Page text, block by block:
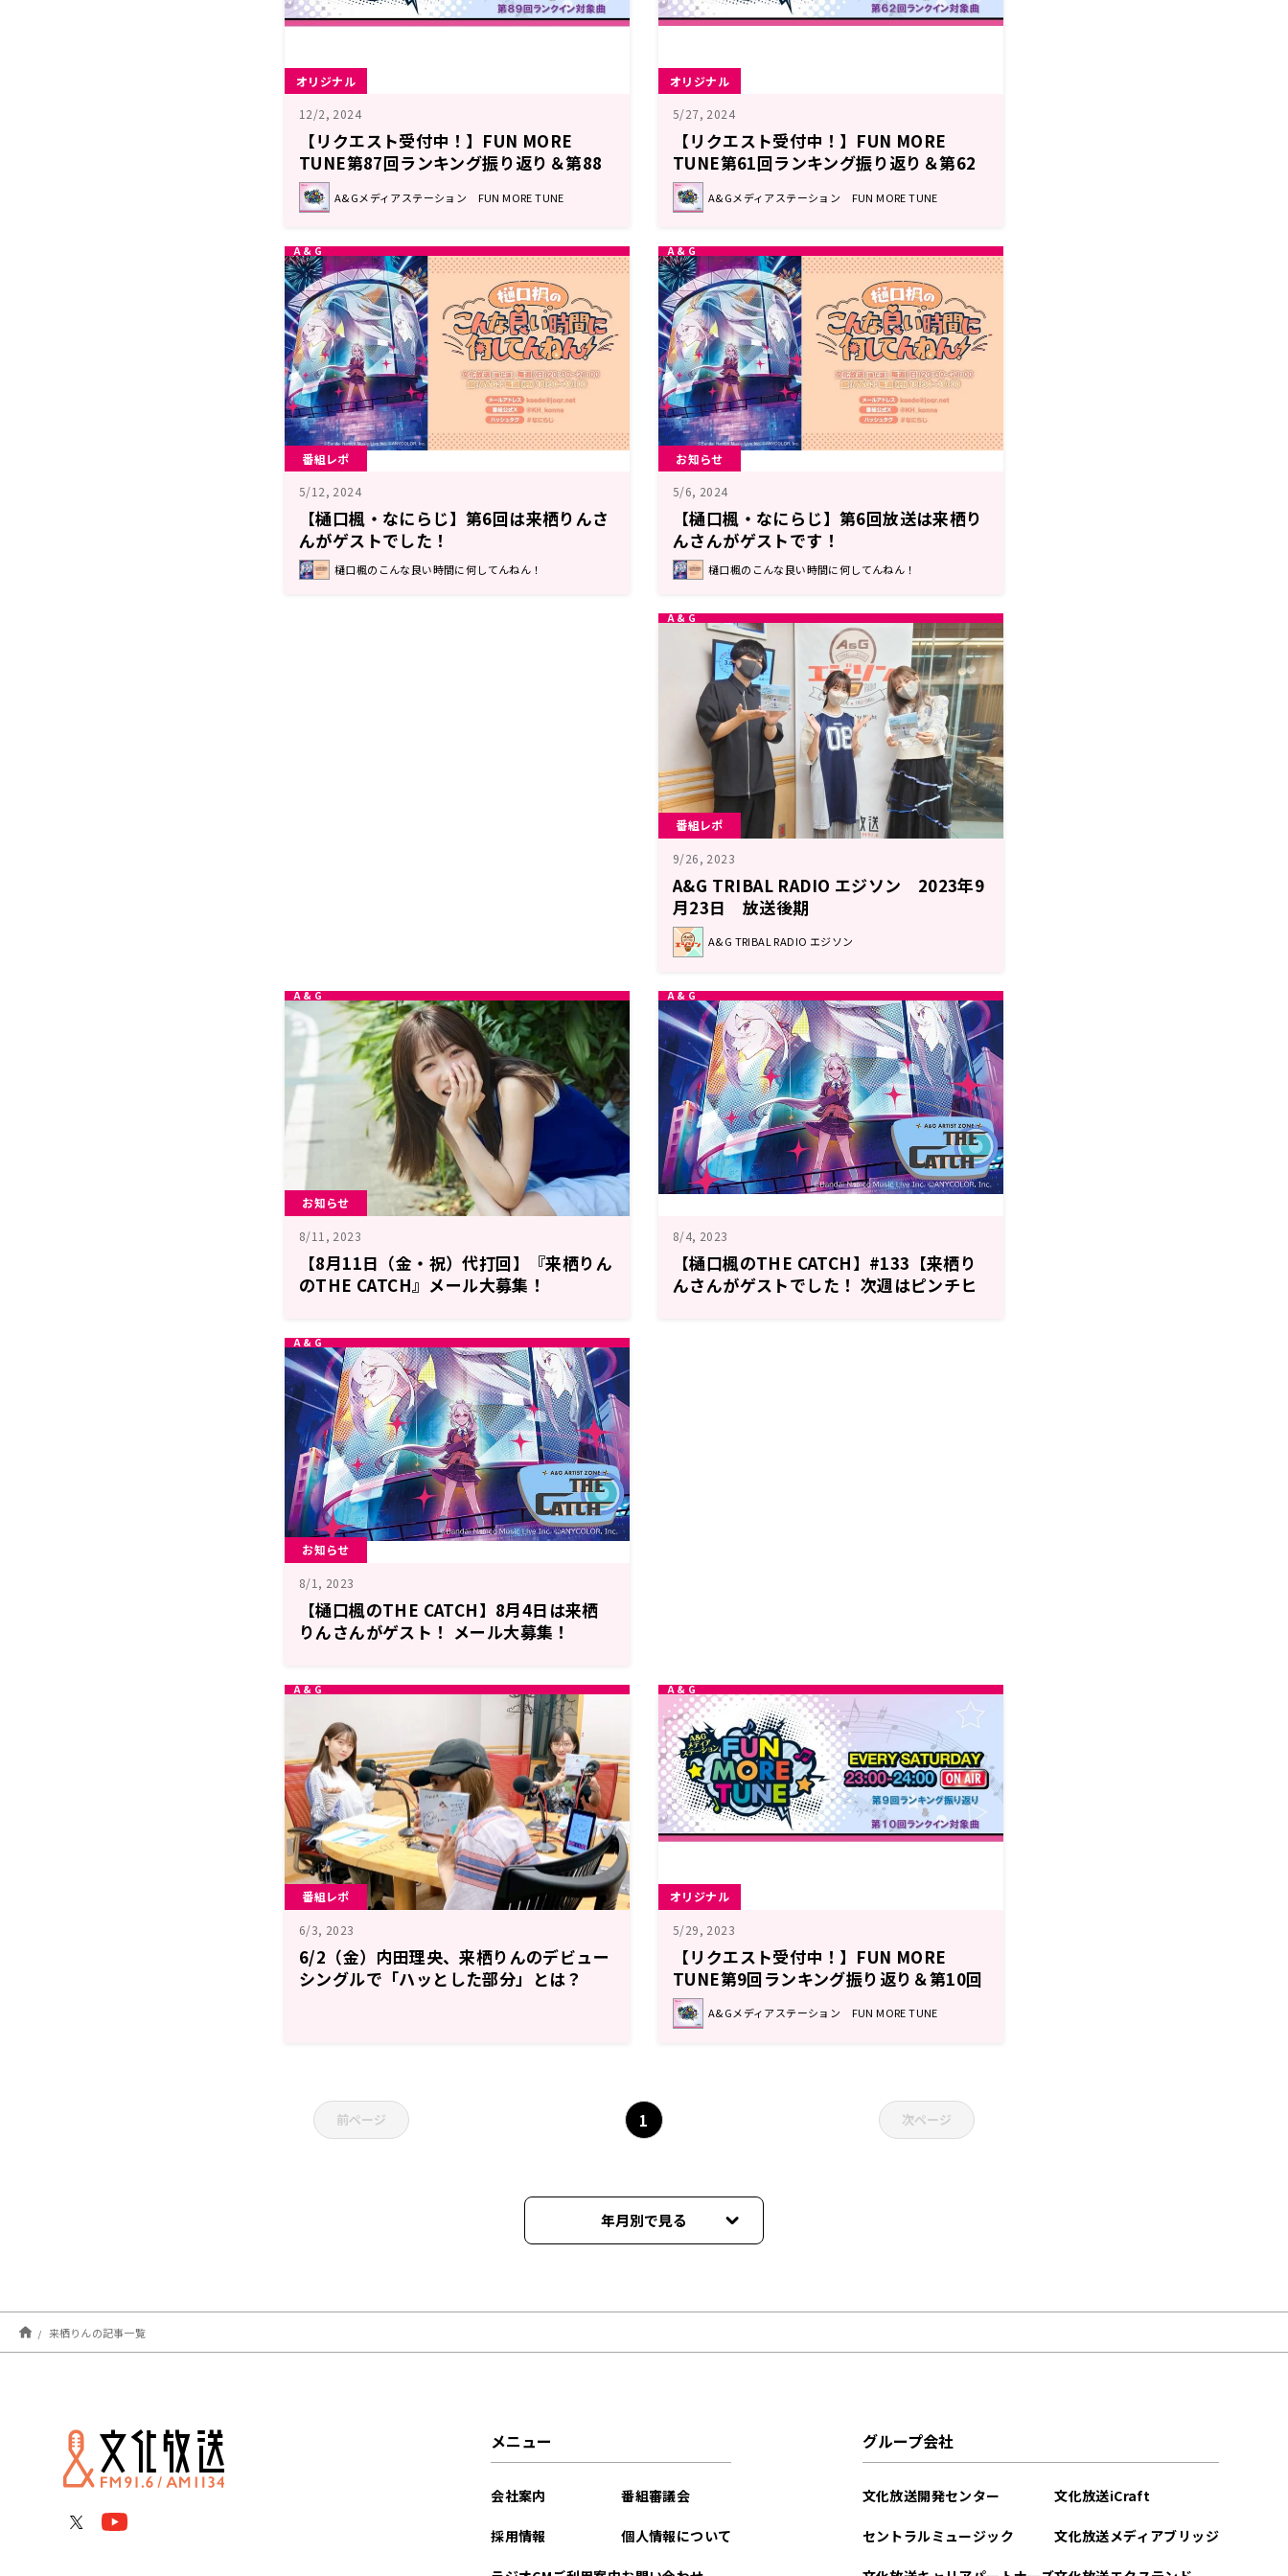
オリジナル
12/2, 2024
【リクエスト受付中！】FUN MORE
TUNE第87回ランキング振り返り＆第88
回 注目楽曲紹介
A&Gメディアステーション FUN MORE TUNE
オリジナル
5/27, 2024
【リクエスト受付中！】FUN MORE
TUNE第61回ランキング振り返り＆第62
回 注目楽曲紹介
A&Gメディアステーション FUN MORE TUNE
番組レポ
5/12, 2024
【樋口楓・なにらじ】第6回は来栖りんさ
んがゲストでした！
樋口楓のこんな良い時間に何してんねん！
お知らせ
5/6, 2024
【樋口楓・なにらじ】第6回放送は来栖り
んさんがゲストです！
樋口楓のこんな良い時間に何してんねん！
番組レポ
9/26, 2023
A&G TRIBAL RADIO エジソン 2023年9
月23日 放送後期
A&G TRIBAL RADIO エジソン
お知らせ
8/11, 2023
【8月11日（金・祝）代打回】『来栖りん
のTHE CATCH』メール大募集！
8/4, 2023
【樋口楓のTHE CATCH】#133【来栖り
んさんがゲストでした！ 次週はピンチヒ
お知らせ
8/1, 2023
【樋口楓のTHE CATCH】8月4日は来栖
りんさんがゲスト！ メール大募集！
番組レポ
6/3, 2023
6/2（金）内田理央、来栖りんのデビュー
シングルで「ハッとした部分」とは？
オリジナル
5/29, 2023
【リクエスト受付中！】FUN MORE
TUNE第9回ランキング振り返り＆第10回
注目楽曲紹介
A&Gメディアステーション FUN MORE TUNE
前ページ 1 次ページ
年月別で見る
2023年06月
2023年05月
来栖りんの記事一覧
メニュー
会社案内
採用情報
番組審議会
個人情報について
グループ会社
文化放送開発センター
セントラルミュージック
文化放送iCraft
文化放送メディアブリッジ